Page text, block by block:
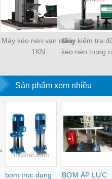
Máy kéo nén vạn năng
1KN
Máy kiểm tra
kéo nén trong
Sản phẩm xem nhiều
bom truc dung
BƠM ÁP LỰC
‹